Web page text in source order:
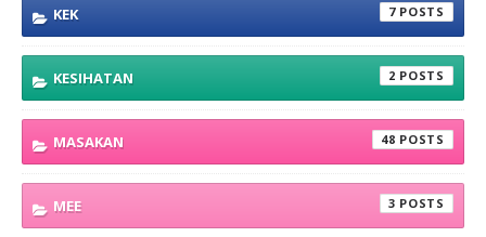
KEK 7
KESIHATAN 2
MASAKAN 48
MEE 3